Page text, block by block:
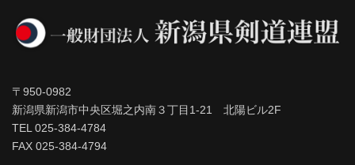
〒950-0982
新潟県新潟市中央区堀之内南３丁目1-21 北陽ビル2F
TEL 025-384-4784
FAX 025-384-4794